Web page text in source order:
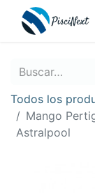
Todos los
Mango
Astralpool